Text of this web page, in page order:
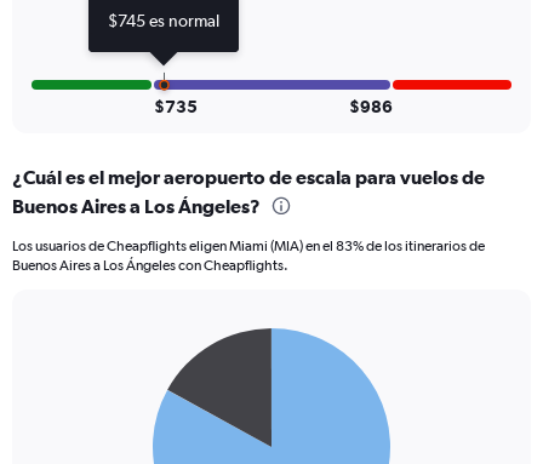
$735 $986
¿Cuál es el mejor aeropuerto de escala para vuelos de
Buenos Aires a Los Ángeles?
Los usuarios de Cheapflights eligen Miami (MIA) en el 83% de los itinerarios de
Buenos Aires a Los Ángeles con Cheapflights.
$745 es normal